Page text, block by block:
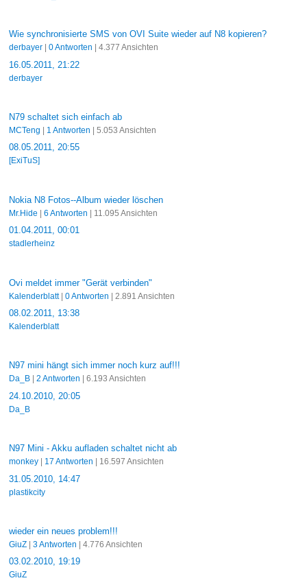
Wie synchronisierte SMS von OVI Suite wieder auf N8 kopieren?
derbayer| 0 Antworten | 4.377 Ansichten
16.05.2011, 21:22
derbayer
N79 schaltet sich einfach ab
MCTeng 1 Antworten | 5.053 Ansichten
08.05.2011, 20:55
[ExiTuS]
Nokia N8 Fotos--Album wieder löschen
Mr.Hide 6 Antworten | 11.095 Ansichten
01.04.2011, 00:01
stadlerheinz
Ovi meldet immer "Gerät verbinden"
Kalenderblatt| 0 Antworten | 2.891 Ansichten
08.02.2011, 13:38
Kalenderblatt
N97 mini hängt sich immer noch kurz auf!!!
Da_B| 2 Antworten | 6.193 Ansichten
24.10.2010, 20:05
Da_B
N97 Mini - Akku aufladen schaltet nicht ab
monkey| 17 Antworten | 16.597 Ansichten
31.05.2010, 14:47
plastikcity
wieder ein neues problem!!!
GiuZ| 3 Antworten | 4.776 Ansichten
03.02.2010, 19:19
GiuZ